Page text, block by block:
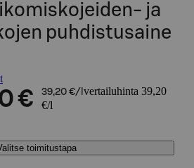
ja
puhdistusaine
€ 39,20 €/l vertailuhinta 39,20
€/l
toimitustapa